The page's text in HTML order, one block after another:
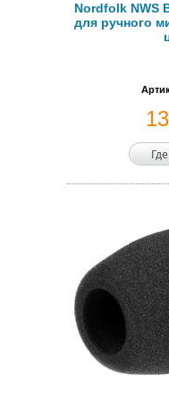
Nordfolk NWS
для ручного